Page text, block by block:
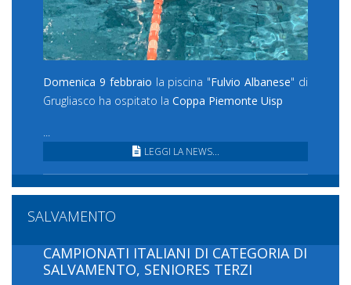
Domenica 9 febbraio la piscina "Fulvio Albanese" di
Grugliasco ha ospitato la Coppa Piemonte Uisp
...
LEGGI LA NEWS...
SALVAMENTO
CAMPIONATI ITALIANI DI CATEGORIA DI
SALVAMENTO, SENIORES TERZI